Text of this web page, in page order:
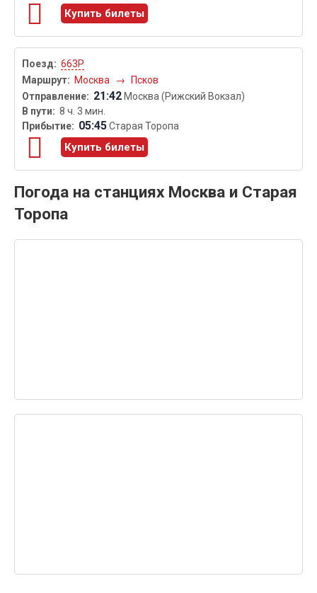
Купить билеты
663Р
Москва
→ Псков
21:42 Москва (Рижский Вокзал)
8 ч. 3 мин.
05:45Старая Торопа
Купить билеты
Погода на станциях Москва и Старая
Торопа